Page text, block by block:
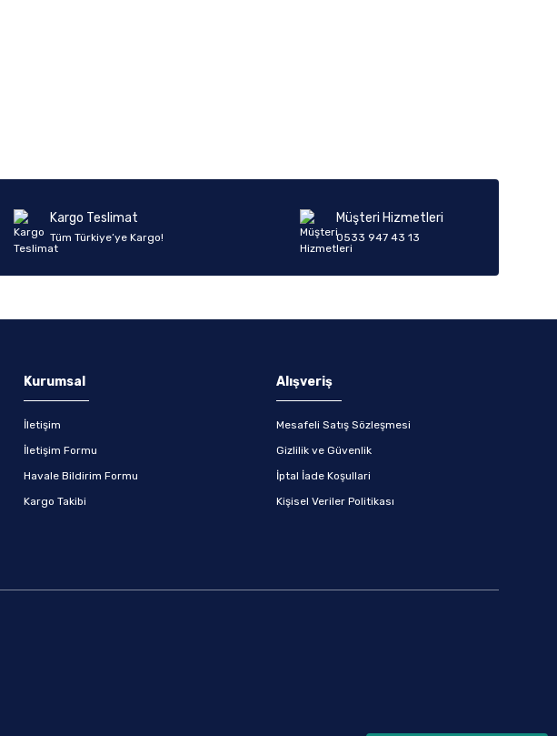
Kargo Teslimat
Tüm Türkiye’ye Kargo!
Müşteri Hizmetleri
0533 947 43 13
Kurumsal
İletişim
İletişim Formu
Havale Bildirim Formu
Kargo Takibi
Alışveriş
Mesafeli Satış Sözleşmesi
Gizlilik ve Güvenlik
İptal İade Koşullari
Kişisel Veriler Politikası